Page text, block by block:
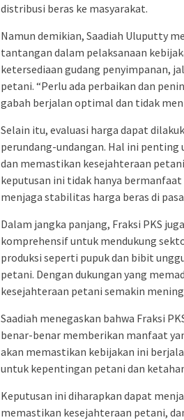
distribusi beras ke masyarakat.
Namun demikian, Saadiah Uluputty
tantangan dalam pelaksanaan
ketersediaan gudang penyimpanan,
petani. “Perlu ada perbaikan dan
gabah berjalan optimal dan tidak
Selain itu, evaluasi harga dapat
perundang-undangan. Hal ini penting
dan memastikan kesejahteraan
keputusan ini tidak hanya
menjaga stabilitas harga beras di
Dalam jangka panjang, Fraksi PKS
komprehensif untuk mendukung
produksi seperti pupuk dan bibit
petani. Dengan dukungan yang
kesejahteraan petani semakin
Saadiah menegaskan bahwa Fraksi
benar-benar memberikan manfaat
akan memastikan kebijakan ini
untuk kepentingan petani dan
Keputusan ini diharapkan dapat
memastikan kesejahteraan petani,